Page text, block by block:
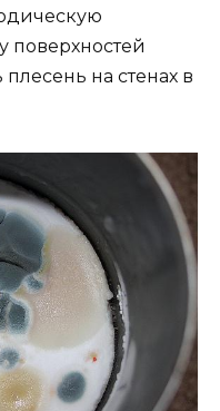
поверхностей
на стенах в